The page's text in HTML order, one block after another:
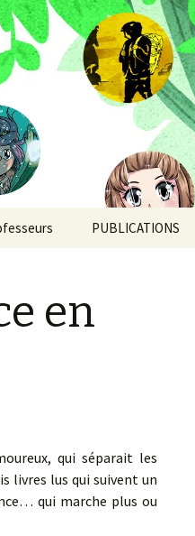
PUBLICATIONS
apocalyptiques
Des Nouvelles du
La légende de Paul
Thibault
en
qui séparait les
livres lus qui suivent un
qui marche plus ou